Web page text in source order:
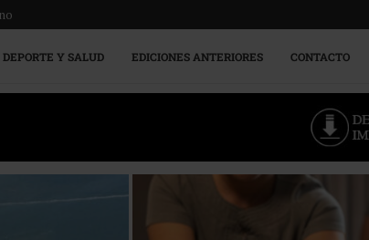
DEPORTE Y SALUD EDICIONES ANTERIORES CONTACTO